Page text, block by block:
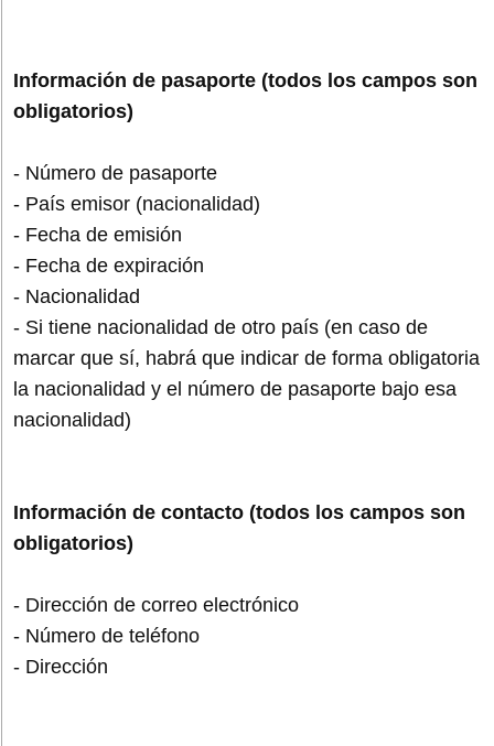
Información de pasaporte (todos los campos son
obligatorios)
- Número de pasaporte
- País emisor (nacionalidad)
- Fecha de emisión
- Fecha de expiración
- Nacionalidad
- Si tiene nacionalidad de otro país (en caso de
marcar que sí, habrá que indicar de forma obligatoria
la nacionalidad y el número de pasaporte bajo esa
nacionalidad)
Información de contacto (todos los campos son
obligatorios)
- Dirección de correo electrónico
- Número de teléfono
- Dirección